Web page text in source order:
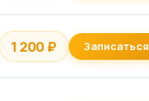
1 200 ₽ Записаться